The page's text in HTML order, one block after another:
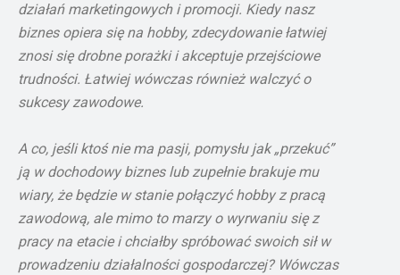
działań marketingowych i promocji. Kiedy nasz
biznes opiera się na hobby, zdecydowanie łatwiej
znosi się drobne porażki i akceptuje przejściowe
trudności. Łatwiej wówczas również walczyć o
sukcesy zawodowe.
A co, jeśli ktoś nie ma pasji, pomysłu jak„przekuć”
ją w dochodowy biznes lub zupełnie brakuje mu
wiary, że będzie w stanie połączyć hobby z pracą
zawodową, ale mimo to marzy o wyrwaniu się z
pracy na etacie i chciałby spróbować swoich sił w
prowadzeniu działalności gospodarczej? Wówczas